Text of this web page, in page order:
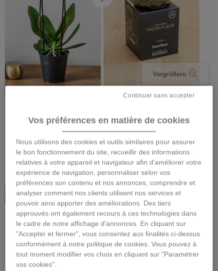
Vergrößern
EHRLICHE UND DUFTKERZE
ESTEBAN
Beschreibung
61,95 €inkl. MwSt.
In den Warenkorb
Füge deiner Bestellung ein Geschenk hinzu :
Vos préférences en matière de cookies
Nous utilisons des cookies et outils similaires pour assurer
le bon fonctionnement du site, recueillir des informations
relatives à votre appareil et navigateur afin d'améliorer votre
expérience de navigation, personnaliser selon vos
préférences son contenu et nos annonces, comprendre et
analyser comment nos clients utilisent nos services et
pouvoir ainsi apporter des améliorations. Des tiers
approuvés ont également recours à ces technologies dans
le cadre de notre affichage d'annonces. En cliquant sur
"Accepter et fermer", vous consentez aux finalités ci-dessus
conformément à notre politique de cookies. Vous pouvez à
tout moment modifier vos choix en cliquant sur "Paramétrer
vos cookies".
Continuer sans accepter